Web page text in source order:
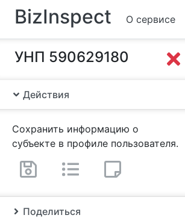
BizInspect О сервисе
УНП 590629180
Действия
Сохранить информацию о
субъекте в профиле пользователя.
Поделиться